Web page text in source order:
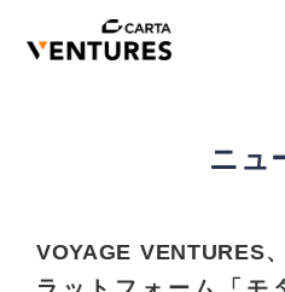
ニュ
VOYAGE VENTURES